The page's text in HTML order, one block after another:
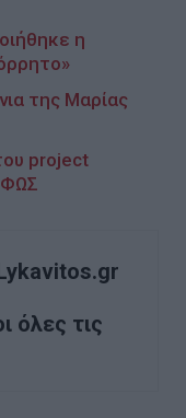
η
της Μαρίας
project
ΦΩΣ
όλες τις